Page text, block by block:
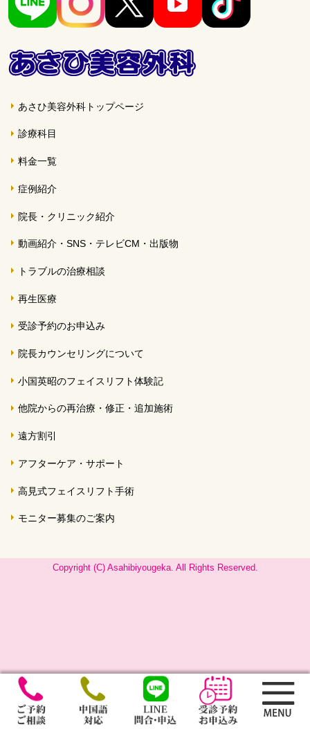
あさひ美容外科トップページ
診療科目
料金一覧
症例紹介
院長・クリニック紹介
動画紹介・SNS・テレビCM・出版物
トラブルの治療相談
再生医療
受診予約のお申込み
院長カウンセリングについて
小国英昭のフェイスリフト体験記
他院からの再治療・修正・追加施術
遠方割引
アフターケア・サポート
高見式フェイスリフト手術
モニター募集のご案内
Copyright (C) Asahibiyougeka. All Rights Reserved.